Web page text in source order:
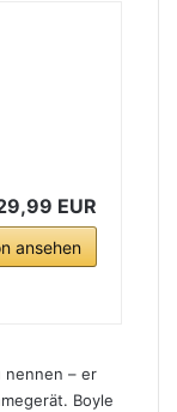
EUR
ansehen
nennen – er
Boyle